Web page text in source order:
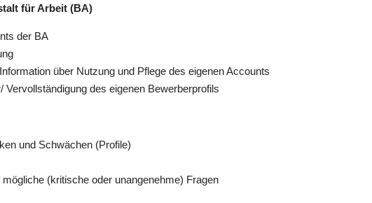
für Arbeit (BA)
der BA
über Nutzung und Pflege des eigenen Accounts
Vervollständigung des eigenen Bewerberprofils
und Schwächen (Profile)
(kritische oder unangenehme) Fragen